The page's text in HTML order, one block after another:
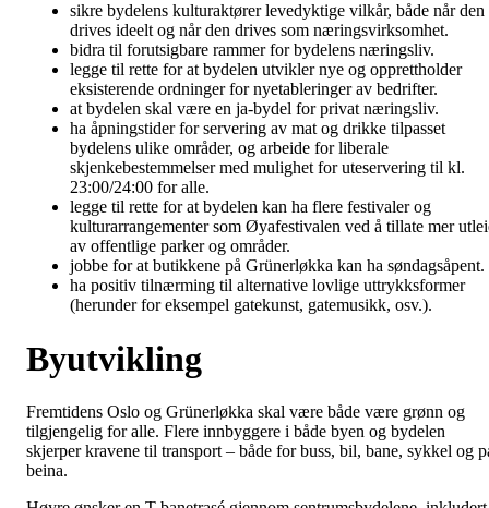
sikre bydelens kulturaktører levedyktige vilkår, både når den
drives ideelt og når den drives som næringsvirksomhet.
bidra til forutsigbare rammer for bydelens næringsliv.
legge til rette for at bydelen utvikler nye og opprettholder
eksisterende ordninger for nyetableringer av bedrifter.
at bydelen skal være en ja-bydel for privat næringsliv.
ha åpningstider for servering av mat og drikke tilpasset
bydelens ulike områder, og arbeide for liberale
skjenkebestemmelser med mulighet for uteservering til kl.
23:00/24:00 for alle.
legge til rette for at bydelen kan ha flere festivaler og
kulturarrangementer som Øyafestivalen ved å tillate mer
av offentlige parker og områder.
jobbe for at butikkene på Grünerløkka kan ha søndagsåpent.
ha positiv tilnærming til alternative lovlige uttrykksformer
(herunder for eksempel gatekunst, gatemusikk, osv.).
Byutvikling
Fremtidens Oslo og Grünerløkka skal være både være grønn og
tilgjengelig for alle. Flere innbyggere i både byen og bydelen
skjerper kravene til transport – både for buss, bil, bane, sykkel og
beina.